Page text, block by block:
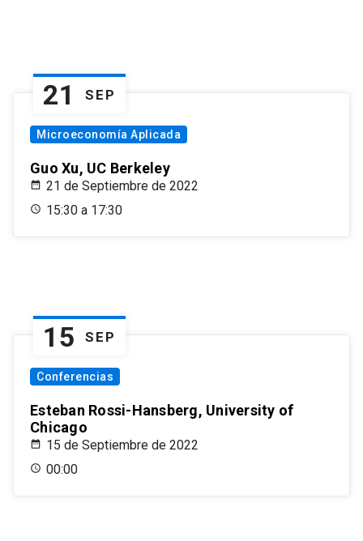
21 SEP
Microeconomía Aplicada
Guo Xu, UC Berkeley
21 de Septiembre de 2022
15:30 a 17:30
15 SEP
Conferencias
Esteban Rossi-Hansberg, University of
Chicago
15 de Septiembre de 2022
00:00